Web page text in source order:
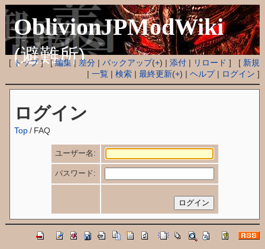
OblivionJPModWiki
(避難所)
[ トップ] [編集| 差分 |バックアップ(+) |添付 | リロード ] [ 新規
|一覧 |検索 |最終更新(+) |ヘルプ| ログイン ]
ログイン
Top / FAQ
ユーザー名:
パスワード: